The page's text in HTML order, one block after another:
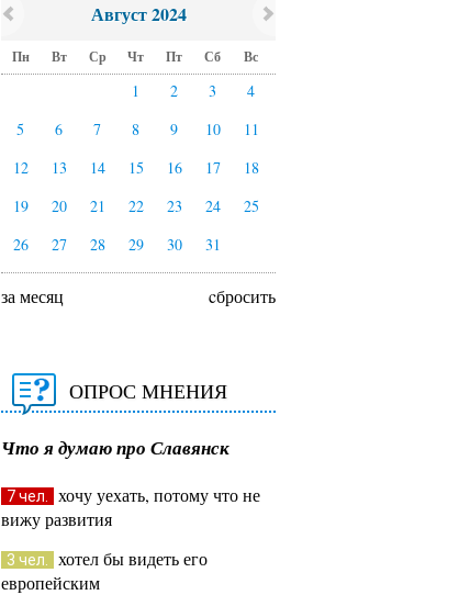
Август 2024
Пн Вт Ср Чт Пт Сб Вс
1 2 3
4
5
6 7 8 9 10
11
12
13 14 15 16 17
18
19
20 21 22 23 24
25
26
27 28 29 30 31
за месяц cбросить
ОПРОС МНЕНИЯ
Что я думаю про Славянск
7 чел.
хочу уехать, потому что не
вижу развития
3 чел.
хотел бы видеть его
европейским